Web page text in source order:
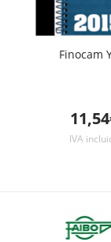
Finocam
IVA